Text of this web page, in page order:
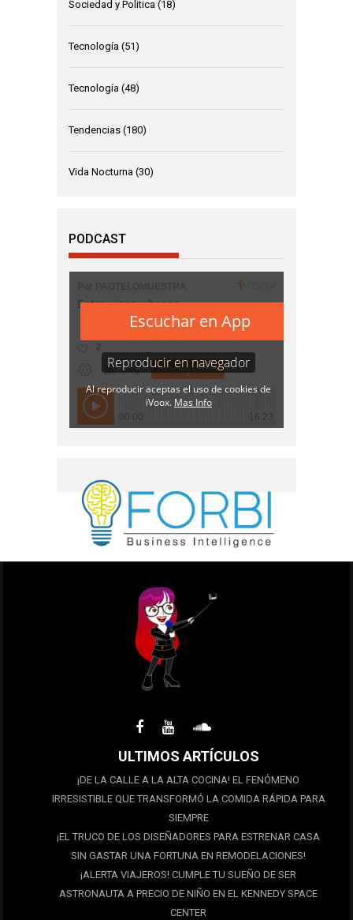
Sociedad y Politica (18)
Tecnología (51)
Tecnología (48)
Tendencias (180)
Vida Nocturna (30)
PODCAST
ULTIMOS ARTÍCULOS
¡DE LA CALLE A LA ALTA COCINA! EL FENÓMENO
IRRESISTIBLE QUE TRANSFORMÓ LA COMIDA RÁPIDA PARA
SIEMPRE
¡EL TRUCO DE LOS DISEÑADORES PARA ESTRENAR CASA
SIN GASTAR UNA FORTUNA EN REMODELACIONES!
¡ALERTA VIAJEROS! CUMPLE TU SUEÑO DE SER
ASTRONAUTA A PRECIO DE NIÑO EN EL KENNEDY SPACE
CENTER